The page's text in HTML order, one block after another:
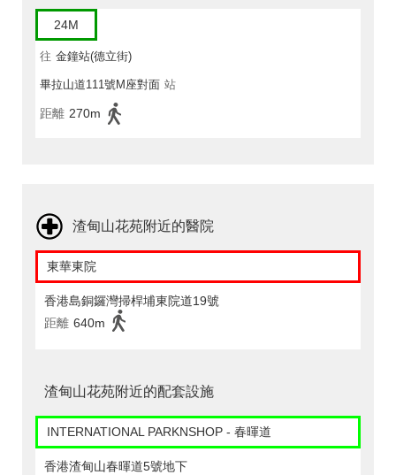
24M
往 金鐘站(德立街)
畢拉山道111號M座對面 站
距離 270m
渣甸山花苑附近的醫院
東華東院
香港島銅鑼灣掃桿埔東院道19號
距離 640m
渣甸山花苑附近的配套設施
INTERNATIONAL PARKNSHOP - 春暉道
香港渣甸山春暉道5號地下